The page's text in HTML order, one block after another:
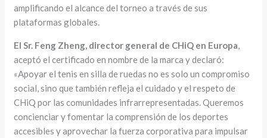
amplificando el alcance del torneo a través de sus
plataformas globales.
El Sr. Feng Zheng, director general de CHiQ en Europa,
aceptó el certificado en nombre de la marca y declaró:
«Apoyar el tenis en silla de ruedas no es solo un compromiso
social, sino que también refleja el cuidado y el respeto de
CHiQ por las comunidades infrarrepresentadas. Queremos
concienciar y fomentar la comprensión de los deportes
accesibles y aprovechar la fuerza corporativa para impulsar